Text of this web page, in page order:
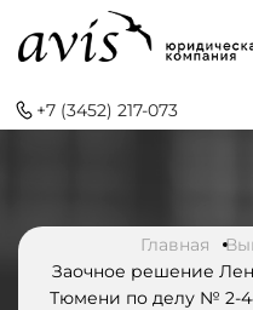
+7 (3452) 217-073
Главная
Заочное решение
Тюмени по делу № 2-